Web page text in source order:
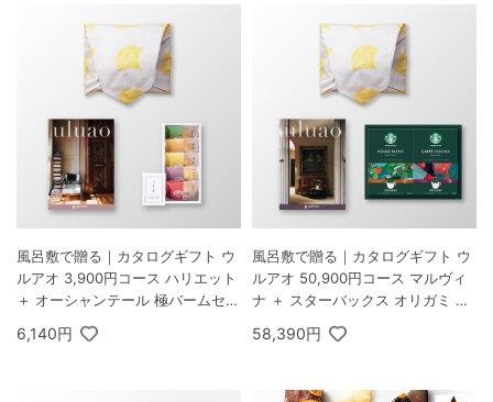
風呂敷で贈る｜カタログギフト ウ
ルアオ 3,900円コース ハリエット
＋ オーシャンテール 極バームセッ
6,140円
風呂敷で贈る｜カタログギフト ウ
ルアオ 50,900円コース マルヴィ
ナ ＋ スターバックス オリガミ パ
B
58,390円